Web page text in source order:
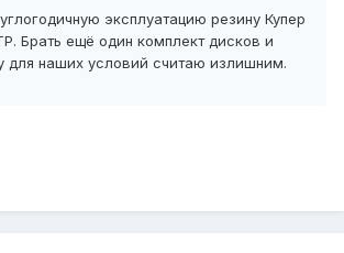
эксплуатацию резину Купер
Брать ещё один комплект дисков и
для наших условий считаю излишним.